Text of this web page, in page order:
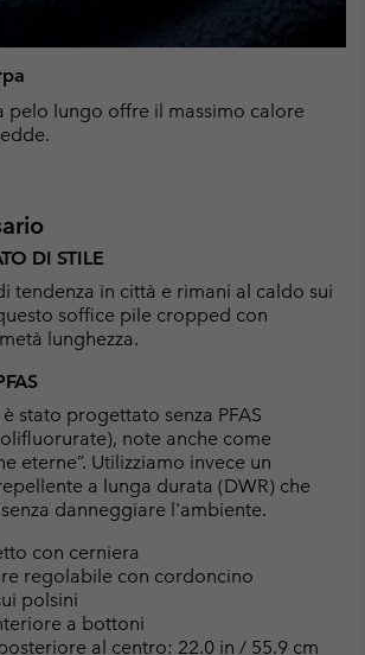
pelo lungo offre il massimo calore
DI STILE
tendenza in città e rimani al caldo sui
soffice pile cropped con
lunghezza.
stato progettato senza PFAS
note anche come
eterne”. Utilizziamo invece un
a lunga durata (DWR) che
danneggiare l'ambiente.
con cerniera
regolabile con cordoncino
polsini
a bottoni
al centro: 22.0 in / 55.9 cm